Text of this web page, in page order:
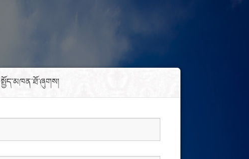
སྤྱོད་མཁན་ཐོ་ཞུགས།